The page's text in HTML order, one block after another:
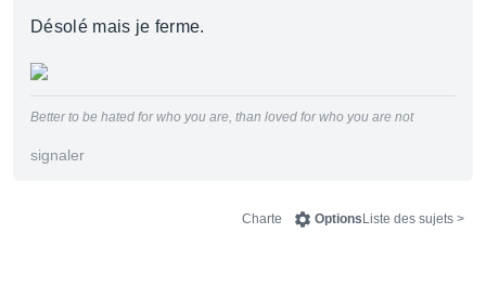
Désolé mais je ferme.
Better to be hated for who you are, than loved for who you are not
signaler
< Liste des sujets
Options
Charte